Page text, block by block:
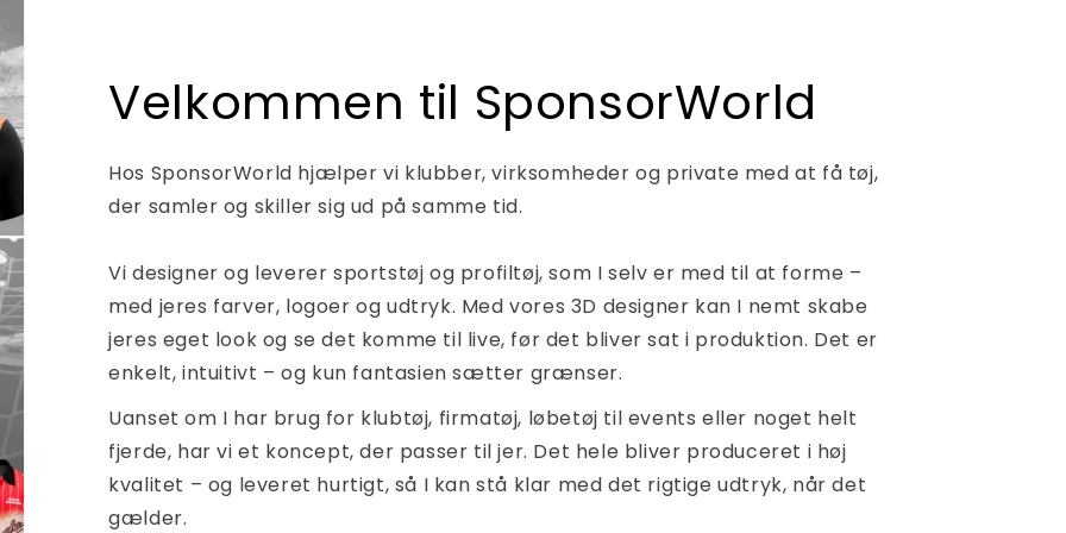
Velkommen til SponsorWorld
Hos SponsorWorld hjælper vi klubber, virksomheder og private med at få tøj,
der samler og skiller sig ud på samme tid.
Vi designer og leverer sportstøj og profiltøj, som I selv er med til at forme –
med jeres farver, logoer og udtryk. Med vores 3D designer kan I nemt skabe
jeres eget look og se det komme til live, før det bliver sat i produktion. Det er
enkelt, intuitivt – og kun fantasien sætter grænser.
Uanset om I har brug for klubtøj, firmatøj, løbetøj til events eller noget helt
fjerde, har vi et koncept, der passer til jer. Det hele bliver produceret i høj
kvalitet – og leveret hurtigt, så I kan stå klar med det rigtige udtryk, når det
gælder.